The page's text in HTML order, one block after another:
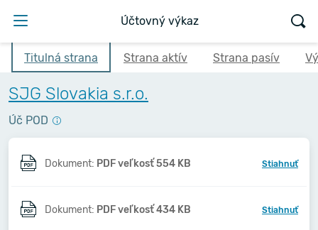
Účtovný výkaz
Titulná strana Strana aktív Strana pasív
SJG Slovakia s.r.o.
Úč POD
Dokument: PDF veľkosť 554 KB Stiahnuť
Dokument: PDF veľkosť 434 KB Stiahnuť